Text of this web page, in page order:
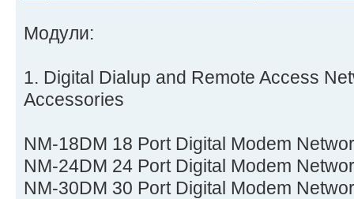
Модули:
1. Digital Dialup and Remote Access
Accessories
NM-18DM 18 Port Digital Modem
NM-24DM 24 Port Digital Modem
NM-30DM 30 Port Digital Modem